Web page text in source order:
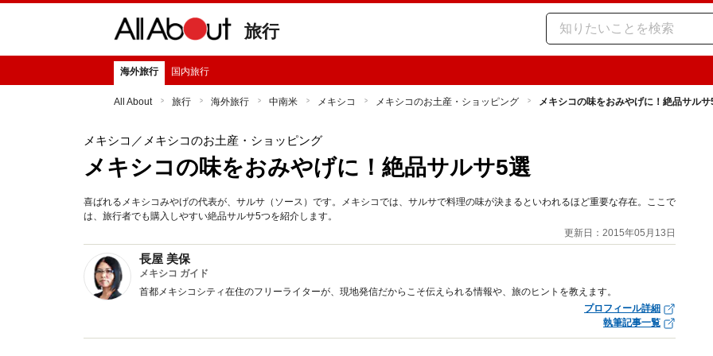
旅行
海外旅行 国内旅行
All About 旅行 海外旅行 中南米 メキシコ メキシコのお土産・ショッピング メキシコの味をおみやげに！絶品サルサ
メキシコ ／メキシコのお土産・ショッピング
メキシコの味をおみやげに！絶品サルサ5選
喜ばれるメキシコみやげの代表が、サルサ（ソース）です。メキシコでは、サルサで料理の味が決まるといわれるほど重要な存在。ここで
は、旅行者でも購入しやすい絶品サルサ5つを紹介します。
更新日：2015年05月13日
長屋 美保
メキシコ ガイド
首都メキシコシティ在住のフリーライターが、現地発信だからこそ伝えられる情報や、旅のヒントを教えます。
プロフィール詳細
執筆記事一覧